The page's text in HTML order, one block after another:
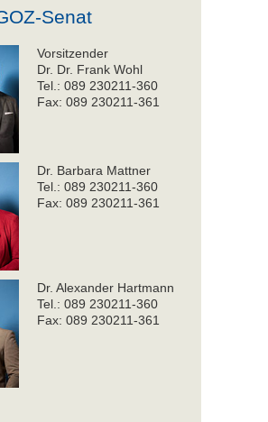
Senat
Vorsitzender
Dr. Dr. Frank Wohl
Tel.: 089 230211-360
Fax: 089 230211-361
Dr. Barbara Mattner
Tel.: 089 230211-360
Fax: 089 230211-361
Dr. Alexander Hartmann
Tel.: 089 230211-360
Fax: 089 230211-361